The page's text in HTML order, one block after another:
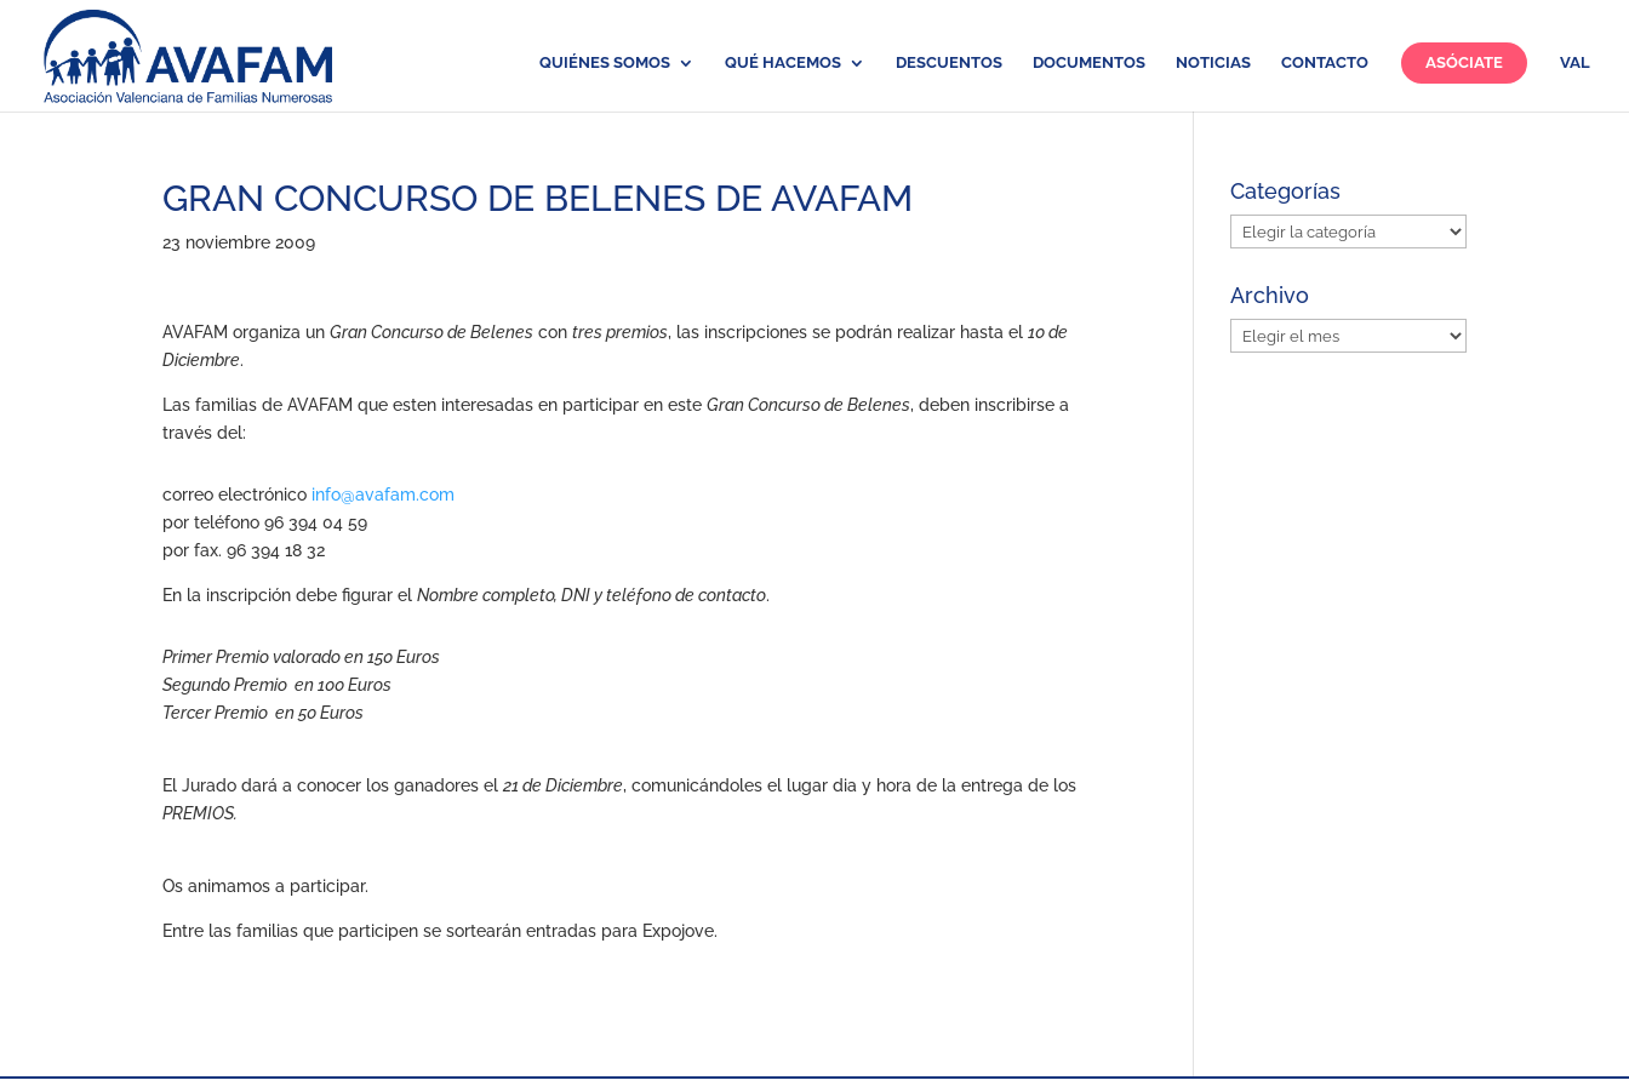
QUIÉNES SOMOS QUÉ HACEMOS DESCUENTOS DOCUMENTOS NOTICIAS CONTACTO ASÓCIATE VAL
GRAN CONCURSO DE BELENES DE AVAFAM
23 noviembre 2009
AVAFAM organiza unGran Concurso de Belenes contres premios, las inscripciones se podrán realizar hasta el 10 de
Diciembre.
Las familias de AVAFAM que esten interesadas en participar en esteGran Concurso de Belenes, deben inscribirse a
través del:
correo electrónico info@avafam.com
por teléfono 96 394 04 59
por fax. 96 394 18 32
En la inscripción debe figurar elNombre completo, DNI y teléfono de contacto.
Primer Premio valorado en 150 Euros
Segundo Premio en 100 Euros
Tercer Premio en 50 Euros
El Jurado dará a conocer los ganadores el21 de Diciembre, comunicándoles el lugar dia y hora de la entrega de los
PREMIOS.
Os animamos a participar.
Entre las familias que participen se sortearán entradas para Expojove.
Categorías
Categorías
Archivo
Archivo